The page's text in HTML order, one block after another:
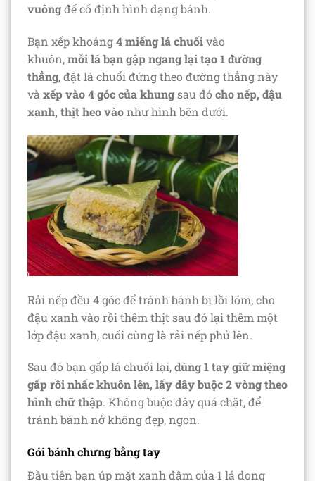
vuôngđể cố định hình dạng bánh.
Bạn xếp khoảng4 miếng lá chuốivào
khuôn,mỗi lá bạn gập ngang lại tạo 1 đường
thẳng, đặt lá chuối đứng theo đường thẳng này
và xếp vào 4 góc của khungsau đó cho nếp, đậu
xanh, thịt heo vàonhư hình bên dưới.
Rải nếp đều 4 góc để tránh bánh bị lồi lõm, cho
đậu xanh vào rồi thêm thịt sau đó lại thêm một
lớp đậu xanh, cuối cùng là rải nếp phủ lên.
Sau đó bạn gấp lá chuối lại,dùng 1 tay giữ miệng
gấp rồi nhấc khuôn lên, lấy dây buộc 2 vòng theo
hình chữ thập. Không buộc dây quá chặt, để
tránh bánh nở không đẹp, ngon.
Gói bánh chưng bằng tay
Đầu tiên bạn úp mặt xanh đậm của 1 lá dong